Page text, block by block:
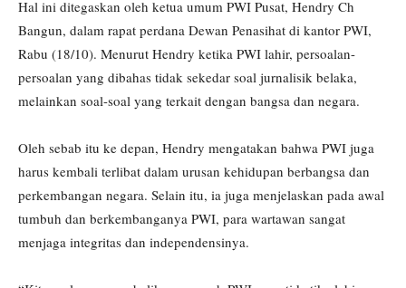
Hal ini ditegaskan oleh ketua umum PWI Pusat, Hendry Ch
Bangun, dalam rapat perdana Dewan Penasihat di kantor PWI,
Rabu (18/10). Menurut Hendry ketika PWI lahir, persoalan-
persoalan yang dibahas tidak sekedar soal jurnalisik belaka,
melainkan soal-soal yang terkait dengan bangsa dan negara.
Oleh sebab itu ke depan, Hendry mengatakan bahwa PWI juga
harus kembali terlibat dalam urusan kehidupan berbangsa dan
perkembangan negara. Selain itu, ia juga menjelaskan pada awal
tumbuh dan berkembanganya PWI, para wartawan sangat
menjaga integritas dan independensinya.